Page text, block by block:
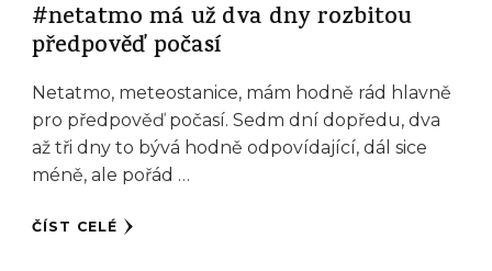
#netatmo má už dva dny rozbitou
předpověď počasí
Netatmo, meteostanice, mám hodně rád hlavně
pro předpověď počasí. Sedm dní dopředu, dva
až tři dny to bývá hodně odpovídající, dál sice
méně, ale pořád …
ČÍST CELÉ